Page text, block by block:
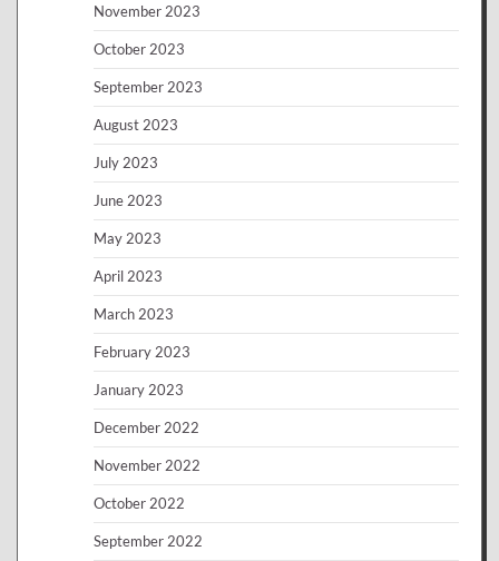
November 2023
October 2023
September 2023
August 2023
July 2023
June 2023
May 2023
April 2023
March 2023
February 2023
January 2023
December 2022
November 2022
October 2022
September 2022